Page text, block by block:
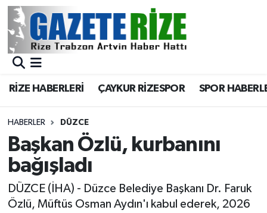
RİZE HABERLERİ ÇAYKUR RİZESPOR SPOR
HABERLER DÜZCE
Başkan Özlü, kurbanını
bağışladı
DÜZCE (İHA) - Düzce Belediye Başkanı Dr. Faruk
Özlü, Müftüs Osman Aydın'ı kabul ederek, 2026
BÖLGEMİZ
Asayiş
Rize Jandarma Komutanlığı
Bilim Teknoloji
Bölge
Merkez Nöbetçi Eczaneler
Merkez Trafik Yoğunluk Haritası
Süper Lig Puan Durumu ve Fikstür
Tüm Manşetler
Son Dakika Haberleri